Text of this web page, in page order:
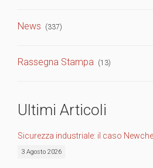
News (337)
Rassegna Stampa (13)
Ultimi Articoli
Sicurezza industriale: il caso
3 Agosto 2026